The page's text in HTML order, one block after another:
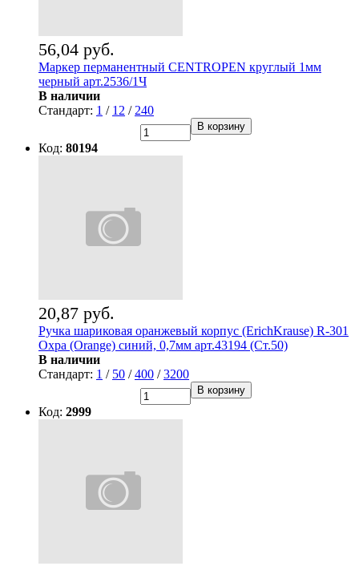
56,04 руб.
Маркер перманентный CENTROPEN круглый 1мм
черный арт.2536/1Ч
В наличии
Стандарт: 1 / 12 / 240
В корзину
Код: 80194
20,87 руб.
Ручка шариковая оранжевый корпус (ErichKrause) R-301
Охра (Orange) синий, 0,7мм арт.43194 (Ст.50)
В наличии
Стандарт: 1 / 50 /400 /3200
В корзину
Код: 2999